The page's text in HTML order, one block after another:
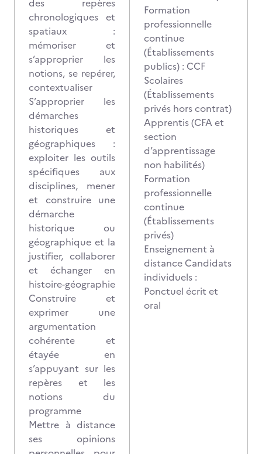
des repères
chronologiques et
spatiaux :
mémoriser et
s’approprier les
notions, se repérer,
contextualiser
S’approprier les
démarches
historiques et
géographiques :
exploiter les outils
spécifiques aux
disciplines, mener
et construire une
démarche
historique ou
géographique et la
justifier, collaborer
et échanger en
histoire-géographie
Construire et
exprimer une
argumentation
cohérente et
étayée en
s’appuyant sur les
repères et les
notions du
programme
Mettre à distance
ses opinions
Formation
professionnelle
continue
(Établissements
publics) : CCF
Scolaires
(Établissements
privés hors contrat)
Apprentis (CFA et
section
d’apprentissage
non habilités)
Formation
professionnelle
continue
(Établissements
privés)
Enseignement à
distance Candidats
individuels :
Ponctuel écrit et
oral